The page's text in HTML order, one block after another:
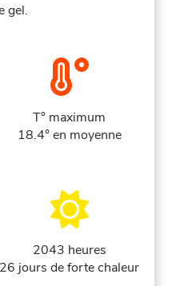
gel.
T° maximum
18.4° en moyenne
2043 heures
26 jours de forte chaleur